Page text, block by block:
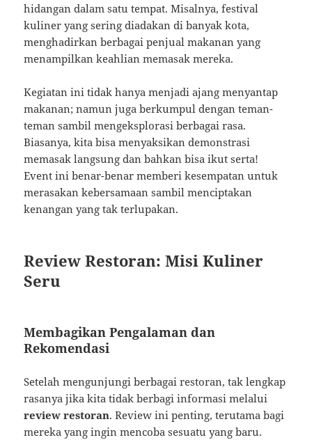
hidangan dalam satu tempat. Misalnya, festival
kuliner yang sering diadakan di banyak kota,
menghadirkan berbagai penjual makanan yang
menampilkan keahlian memasak mereka.
Kegiatan ini tidak hanya menjadi ajang menyantap
makanan; namun juga berkumpul dengan teman-
teman sambil mengeksplorasi berbagai rasa.
Biasanya, kita bisa menyaksikan demonstrasi
memasak langsung dan bahkan bisa ikut serta!
Event ini benar-benar memberi kesempatan untuk
merasakan kebersamaan sambil menciptakan
kenangan yang tak terlupakan.
Review Restoran: Misi Kuliner
Seru
Membagikan Pengalaman dan
Rekomendasi
Setelah mengunjungi berbagai restoran, tak lengkap
rasanya jika kita tidak berbagi informasi melalui
review restoran. Review ini penting, terutama bagi
mereka yang ingin mencoba sesuatu yang baru.